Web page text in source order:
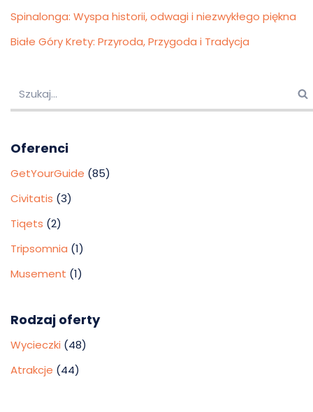
Spinalonga: Wyspa historii, odwagi i niezwykłego piękna
Białe Góry Krety: Przyroda, Przygoda i Tradycja
Oferenci
GetYourGuide (85)
Civitatis (3)
Tiqets (2)
Tripsomnia (1)
Musement (1)
Rodzaj oferty
Wycieczki (48)
Atrakcje (44)